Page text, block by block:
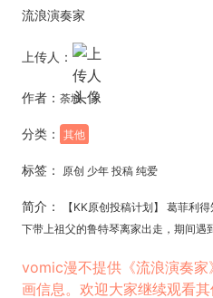
流浪演奏家
上传人：
作者： 荼城
分类： 其他
标签： 原创 少年 投稿 纯爱
简介：
【KK原创投稿计划】 葛菲利
下带上祖父的鲁特琴离家出走，期间遇
vomic漫不提供《流浪演奏
画信息。欢迎大家继续观看